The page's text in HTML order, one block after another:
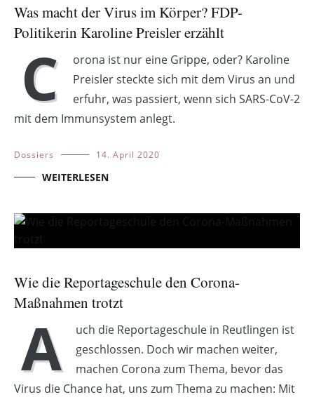
Was macht der Virus im Körper? FDP-
Politikerin Karoline Preisler erzählt
C
orona ist nur eine Grippe, oder? Karoline
Preisler steckte sich mit dem Virus an und
erfuhr, was passiert, wenn sich SARS-CoV-2
mit dem Immunsystem anlegt.
Dossiers 14. April 2020
WEITERLESEN
Wie die Reportageschule den Corona-
Maßnahmen trotzt
A
uch die Reportageschule in Reutlingen ist
geschlossen. Doch wir machen weiter,
machen Corona zum Thema, bevor das
Virus die Chance hat, uns zum Thema zu machen: Mit